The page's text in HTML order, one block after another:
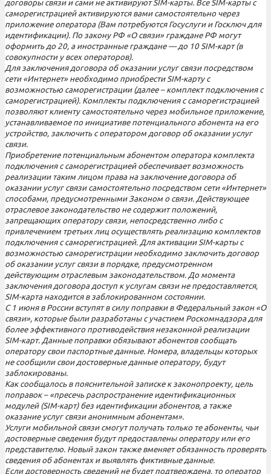
договоры связи и сами не активируют SIM-карты. Все SIM-карты с
саморегистрацией активируются вами самостоятельно через
приложение оператора (Вам потребуются Госуслуги и Госключ для
идентификации). По закону РФ «О связи» граждане РФ могут
оформить до 20, а иностранные граждане — до 10 SIM-карт (в
совокупности у всех операторов).
Для заключения договора об оказании услуг связи посредством
сети «Интернет» необходимо приобрести SIM-карту с
возможностью саморегистрации (далее – комплект подключения с
саморегистрацией). Комплекты подключения с саморегистрацией
позволяют клиенту самостоятельно через мобильное приложение,
устанавливаемое по инициативе потенциального абонента на его
устройство, заключить с оператором договор об оказании услуг
связи.
Приобретение потенциальным абонентом оператора комплекта
подключения с саморегистрацией обеспечивает возможность
реализации таким лицом права на заключение договора об
оказании услуг связи самостоятельно посредством сети «Интернет»
способами, предусмотренными Законом о связи. Действующее
отраслевое законодательство не содержит положений,
запрещающих оператору связи, непосредственно либо с
привлечением третьих лиц осуществлять реализацию комплектов
подключения с саморегистрацией. Для активации SIM-карты с
возможностью саморегистрации необходимо заключить договор
об оказании услуг связи в порядке, предусмотренном
действующим отраслевым законодательством. До момента
заключения договора доступ к услугам связи не предоставляется,
SIM-карта находится в заблокированном состоянии.
С 1 июня в России вступят в силу поправки в Федеральный закон «О
связи», которые были разработаны с участием Роскомнадзора для
более эффективного противодействия незаконной реализации
SIM-карт. Данные поправки обязывают абонентов сообщать
оператору свои паспортные данные. Номера, владельцы которых
не сообщили свои достоверные данные оператору, будут
заблокированы.
Как сообщалось в пояснительной записке к законопроекту, цель
поправок – «пресечь распространение идентификационных
модулей (SIM-карт) без идентификации абонентов, а также
оказание услуг связи анонимным абонентам».
Услуги мобильной связи смогут получать только те абоненты, чьи
достоверные сведения будут предоставлены оператору или его
представителю. Новый закон также вменяет обязанность проверять
сведения об абонентах и выявлять фиктивные данные.
Если достоверность сведений не будет подтверждена, то оператор